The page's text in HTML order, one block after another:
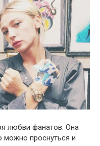
любви фанатов. Она
можно проснуться и